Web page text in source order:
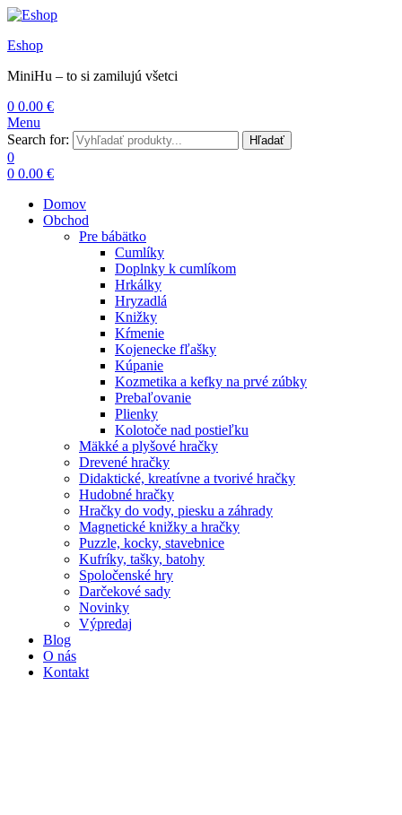
Eshop
MiniHu – to si zamilujú všetci
0 0.00 €
Menu
Search for:
Hľadať
0
0 0.00 €
Domov
Obchod
Pre bábätko
Cumlíky
Doplnky k cumlíkom
Hrkálky
Hryzadlá
Knižky
Kŕmenie
Kojenecke fľašky
Kúpanie
Kozmetika a kefky na prvé zúbky
Prebaľovanie
Plienky
Kolotoče nad postieľku
Mäkké a plyšové hračky
Drevené hračky
Didaktické, kreatívne a tvorivé hračky
Hudobné hračky
Hračky do vody, piesku a záhrady
Magnetické knižky a hračky
Puzzle, kocky, stavebnice
Kufríky, tašky, batohy
Spoločenské hry
Darčekové sady
Novinky
Výpredaj
Blog
O nás
Kontakt